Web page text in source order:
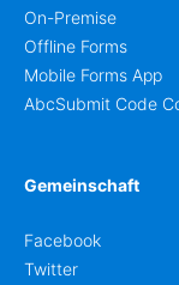
On-Premise
Offline Forms
Mobile Forms App
AbcSubmit Code
Gemeinschaft
Facebook
Twitter